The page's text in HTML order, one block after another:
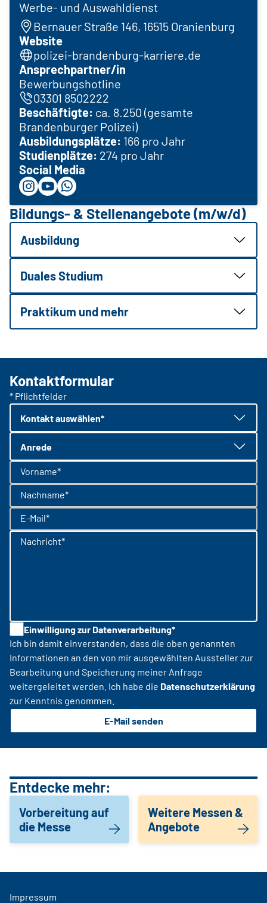
Werbe- und Auswahldienst
Bernauer Straße 146, 16515 Oranienburg
Website
polizei-brandenburg-karriere.de
Ansprechpartner/in
Bewerbungshotline
03301 8502222
Beschäftigte: ca. 8.250 (gesamte
Brandenburger Polizei)
Ausbildungsplätze: 166 pro Jahr
Studienplätze: 274 pro Jahr
Social Media
Bildungs- & Stellenangebote (m/w/d)
Ausbildung
Duales Studium
Praktikum und mehr
Kontaktformular
* Pflichtfelder
Kontakt auswählen*
Anrede
Vorname*
Nachname*
E-Mail*
Nachricht*
Einwilligung zur Datenverarbeitung*
Ich bin damit einverstanden, dass die oben genannten
Informationen an den von mir ausgewählten Aussteller zur
Bearbeitung und Speicherung meiner Anfrage
weitergeleitet werden. Ich habe die Datenschutzerklärung
zur Kenntnis genommen.
E-Mail senden
Entdecke mehr:
Vorbereitung auf
die Messe
Weitere Messen &
Angebote
Impressum